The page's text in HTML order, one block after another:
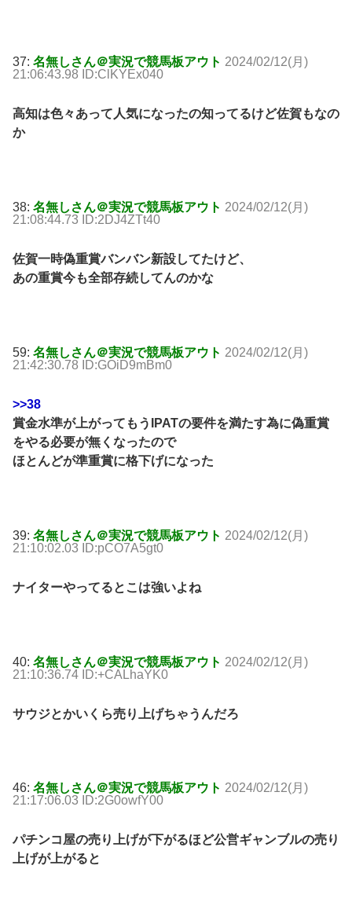
37: 名無しさん＠実況で競馬板アウト 2024/02/12(月)
21:06:43.98 ID:ClKYEx040
高知は色々あって人気になったの知ってるけど佐賀もなの
か
38: 名無しさん＠実況で競馬板アウト 2024/02/12(月)
21:08:44.73 ID:2DJ4ZTt40
佐賀一時偽重賞バンバン新設してたけど、
あの重賞今も全部存続してんのかな
59: 名無しさん＠実況で競馬板アウト 2024/02/12(月)
21:42:30.78 ID:GOiD9mBm0
>>38
賞金水準が上がってもうIPATの要件を満たす為に偽重賞
をやる必要が無くなったので
ほとんどが準重賞に格下げになった
39: 名無しさん＠実況で競馬板アウト 2024/02/12(月)
21:10:02.03 ID:pCO7A5gt0
ナイターやってるとこは強いよね
40: 名無しさん＠実況で競馬板アウト 2024/02/12(月)
21:10:36.74 ID:+CALhaYK0
サウジとかいくら売り上げちゃうんだろ
46: 名無しさん＠実況で競馬板アウト 2024/02/12(月)
21:17:06.03 ID:2G0owfY00
パチンコ屋の売り上げが下がるほど公営ギャンブルの売り
上げが上がると